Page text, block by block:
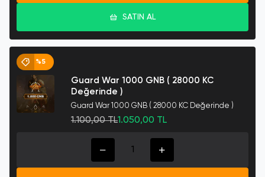
SATIN AL
%5
Guard War 1000 GNB ( 28000 KC
Değerinde )
Guard War 1000 GNB ( 28000 KC Değerinde )
1.100,00 TL1.050,00 TL